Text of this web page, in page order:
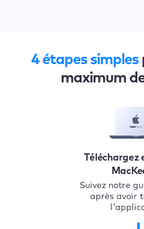
4 étapes simples
maximum
Téléchargez
Suivez notre
après avoir